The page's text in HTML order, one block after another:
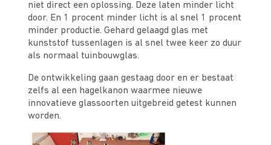
niet direct een oplossing. Deze laten minder licht
door. En 1 procent minder licht is al snel 1 procent
minder productie. Gehard gelaagd glas met
kunststof tussenlagen is al snel twee keer zo duur
als normaal tuinbouwglas.
De ontwikkeling gaan gestaag door en er bestaat
zelfs al een hagelkanon waarmee nieuwe
innovatieve glassoorten uitgebreid getest kunnen
worden.